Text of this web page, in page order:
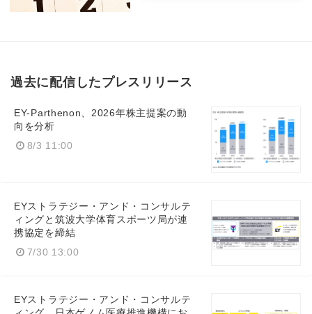
過去に配信したプレスリリース
EY-Parthenon、2026年株主提案の動
向を分析
8/3 11:00
EYストラテジー・アンド・コンサルテ
ィングと筑波大学体育スポーツ局が連
携協定を締結
7/30 13:00
EYストラテジー・アンド・コンサルテ